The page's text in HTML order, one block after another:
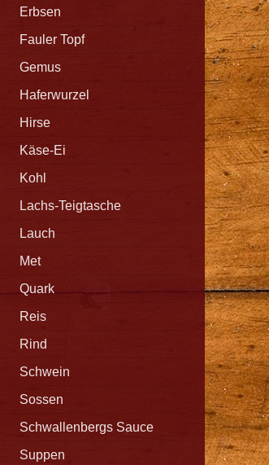
Erbsen
Fauler Topf
Gemus
Haferwurzel
Hirse
Käse-Ei
Kohl
Lachs-Teigtasche
Lauch
Met
Quark
Reis
Rind
Schwein
Sossen
Schwallenbergs Sauce
Suppen